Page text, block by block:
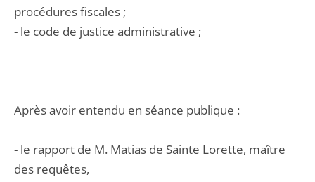
procédures fiscales ;
- le code de justice administrative ;
Après avoir entendu en séance publique :
- le rapport de M. Matias de Sainte Lorette, maître
des requêtes,